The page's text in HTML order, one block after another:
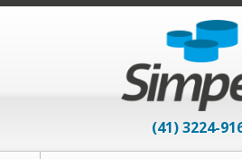
(41) 3224-